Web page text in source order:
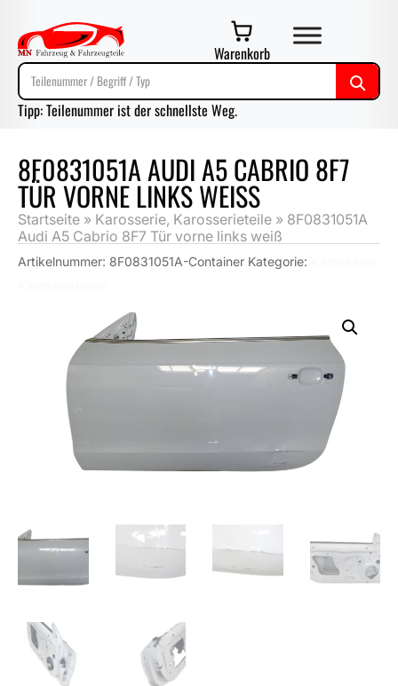
Warenkorb
Tipp: Teilenummer ist der schnellste Weg.
8F0831051A AUDI A5 CABRIO 8F7
TÜR VORNE LINKS WEISS
Startseite » Karosserie, Karosserieteile » 8F0831051A
Audi A5 Cabrio 8F7 Tür vorne links weiß
Artikelnummer: 8F0831051A-Container Kategorie: